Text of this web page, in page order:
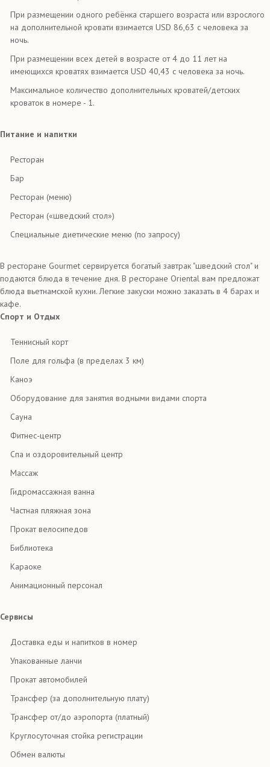
При размещении одного ребёнка старшего возраста или взрослого
на дополнительной кровати взимается USD 86,63 с человека за
ночь.
При размещении всех детей в возрасте от 4 до 11 лет на
имеющихся кроватях взимается USD 40,43 с человека за ночь.
Максимальное количество дополнительных кроватей/детских
кроваток в номере - 1.
Питание и напитки
Ресторан
Бар
Ресторан (меню)
Ресторан («шведский стол»)
Специальные диетические меню (по запросу)
В ресторане Gourmet сервируется богатый завтрак "шведский стол" и
подаются блюда в течение дня. В ресторане Oriental вам предложат
блюда вьетнамской кухни. Легкие закуски можно заказать в 4 барах и
кафе.
Спорт и Отдых
Теннисный корт
Поле для гольфа (в пределах 3 км)
Каноэ
Оборудование для занятия водными видами спорта
Сауна
Фитнес-центр
Спа и оздоровительный центр
Массаж
Гидромассажная ванна
Частная пляжная зона
Прокат велосипедов
Библиотека
Караоке
Анимационный персонал
Сервисы
Доставка еды и напитков в номер
Упакованные ланчи
Прокат автомобилей
Трансфер (за дополнительную плату)
Трансфер от/до аэропорта (платный)
Круглосуточная стойка регистрации
Обмен валюты